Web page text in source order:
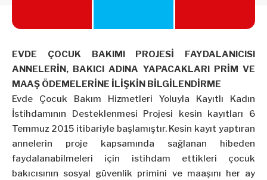
EVDE ÇOCUK BAKIMI PROJESİ FAYDALANICISI
ANNELERİN, BAKICI ADINA YAPACAKLARI PRİM VE
MAAŞ ÖDEMELERİNE İLİŞKİN BİLGİLENDİRME
Evde Çocuk Bakım Hizmetleri Yoluyla Kayıtlı Kadın
İstihdamının Desteklenmesi Projesi kesin kayıtları 6
Temmuz 2015 itibariyle başlamıştır. Kesin kayıt yaptıran
annelerin proje kapsamında sağlanan hibeden
faydalanabilmeleri için istihdam ettikleri çocuk
bakıcısının sosyal güvenlik primini ve maaşını her ay